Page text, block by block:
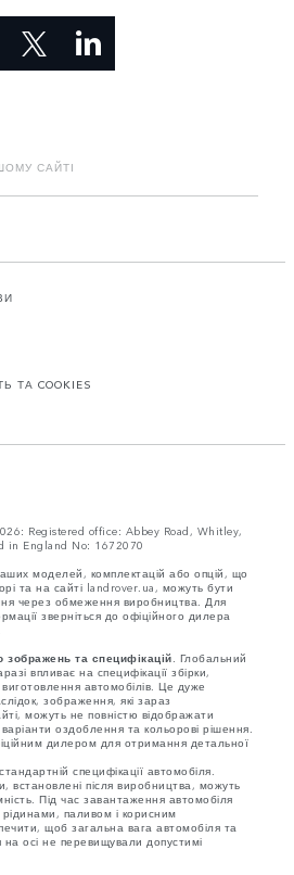
ТА COOKIES
Registered office: Abbey Road, Whitley,
in England No: 1672070
моделей, комплектацій або опцій, що
та на сайті landrover.ua, можуть бути
через обмеження виробництва. Для
зверніться до офіційного дилера
та специфікацій. Глобальний
впливає на специфікації збірки,
виготовлення автомобілів. Це дуже
зображення, які зараз
можуть не повністю відображати
варіанти оздоблення та кольорові рішення.
дилером для отримання детальної
специфікації автомобіля.
встановлені після виробництва, можуть
Під час завантаження автомобіля
паливом і корисним
щоб загальна вага автомобіля та
осі не перевищували допустимі